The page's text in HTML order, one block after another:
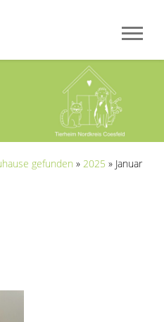
gefunden » 2025 » Januar